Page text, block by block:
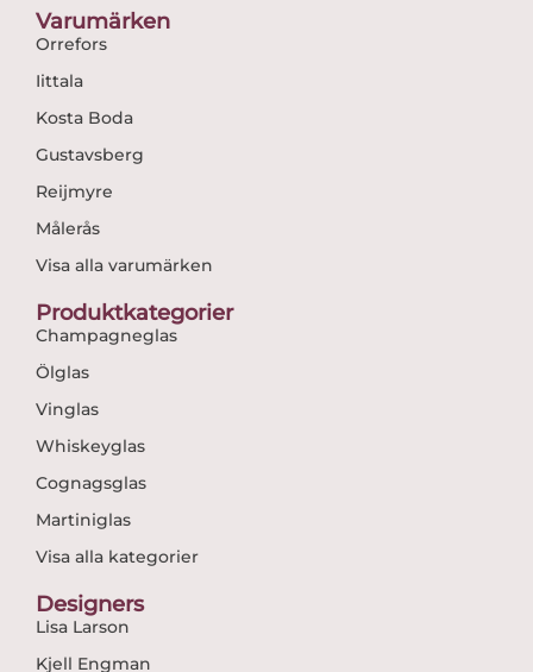
Varumärken
Orrefors
Iittala
Kosta Boda
Gustavsberg
Reijmyre
Målerås
Visa alla varumärken
Produktkategorier
Champagneglas
Ölglas
Vinglas
Whiskeyglas
Cognagsglas
Martiniglas
Visa alla kategorier
Designers
Lisa Larson
Kjell Engman